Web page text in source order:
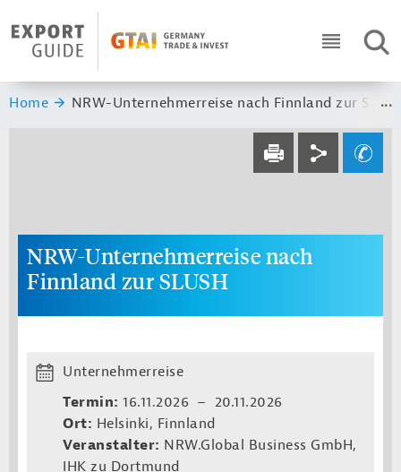
Header Logo
ICON
Sie sind hier:
Home NRW-Unternehmerreise nach Finnland zur
Service navi
DRUCKEN
Social navi
Ihre Frage an
NRW-Unternehmerreise nach
Finnland zur SLUSH
Unternehmerreise
Termin: 16.11.2026 – 20.11.2026
Ort: Helsinki, Finnland
Veranstalter: NRW.Global Business GmbH,
IHK zu Dortmund